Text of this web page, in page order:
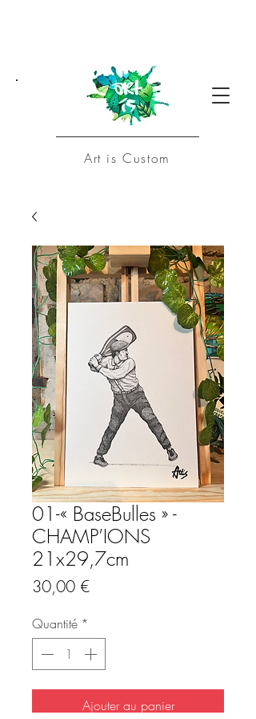
Art is Custom
01-« BaseBulles » -
CHAMP’IONS
21x29,7cm
30,00 €Prix
Quantité *
Ajouter au panier